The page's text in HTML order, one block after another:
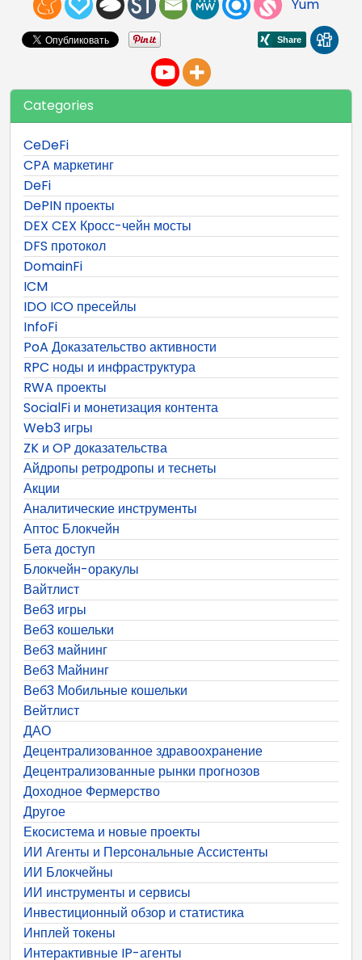
Yum
Categories
CeDeFi
CPA маркетинг
DeFi
DePIN проекты
DEX CEX Кросс-чейн мосты
DFS протокол
DomainFi
ICM
IDO ICO пресейлы
InfoFi
PoA Доказательство активности
RPC ноды и инфраструктура
RWA проекты
SocialFi и монетизация контента
Web3 игры
ZK и OP доказательства
Айдропы ретродропы и теснеты
Акции
Аналитические инструменты
Аптос Блокчейн
Бета доступ
Блокчейн-оракулы
Вайтлист
Веб3 игры
Веб3 кошельки
Веб3 майнинг
Веб3 Майнинг
Веб3 Мобильные кошельки
Вейтлист
ДАО
Децентрализованное здравоохранение
Децентрализованные рынки прогнозов
Доходное Фермерство
Другое
Екосистема и новые проекты
ИИ Агенты и Персональные Ассистенты
ИИ Блокчейны
ИИ инструменты и сервисы
Инвестиционный обзор и статистика
Инплей токены
Интерактивные IP-агенты